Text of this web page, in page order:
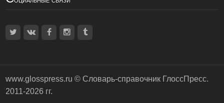
www.glosspress.ru © Словарь-справочник ГлоссПресс.
2011-2026 гг.